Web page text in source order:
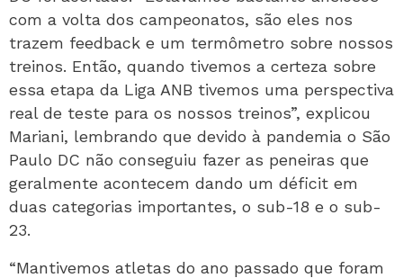
com a volta dos campeonatos, são eles nos
trazem feedback e um termômetro sobre nossos
treinos. Então, quando tivemos a certeza sobre
essa etapa da Liga ANB tivemos uma perspectiva
real de teste para os nossos treinos”, explicou
Mariani, lembrando que devido à pandemia o São
Paulo DC não conseguiu fazer as peneiras que
geralmente acontecem dando um déficit em
duas categorias importantes, o sub-18 e o sub-
23.
“Mantivemos atletas do ano passado que foram